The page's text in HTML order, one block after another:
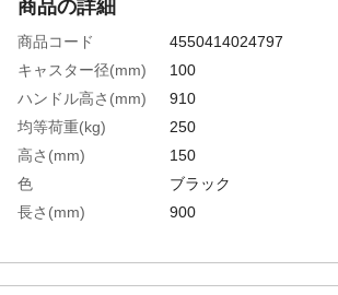
商品の詳細
商品コード
4550414024797
キャスター径(mm)
100
ハンドル高さ(mm)
910
均等荷重(kg)
250
高さ(mm)
150
色
ブラック
長さ(mm)
900
生産国
日本